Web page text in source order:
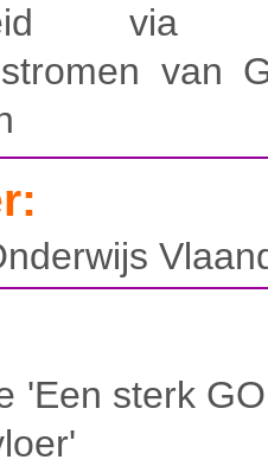
via
van
'Een sterk